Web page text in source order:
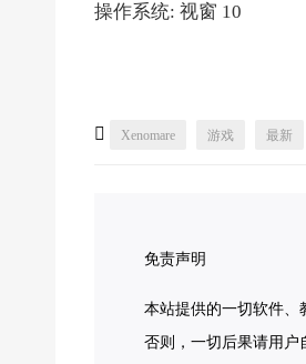
操作系统: 视窗 10
 Xenomare 游戏 最新
免责声明
本站提供的一切软件、
否则，一切后果请用户